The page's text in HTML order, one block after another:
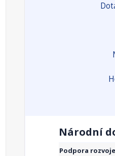
Národní
Podpora